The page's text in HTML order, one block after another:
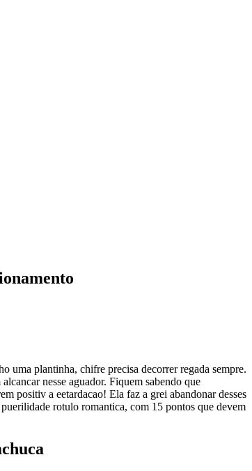
uma plantinha, chifre precisa decorrer regada sempre.
nesse aguador. Fiquem sabendo que
positiv a eetardacao! Ela faz a grei abandonar desses
rotulo romantica, com 15 pontos que devem